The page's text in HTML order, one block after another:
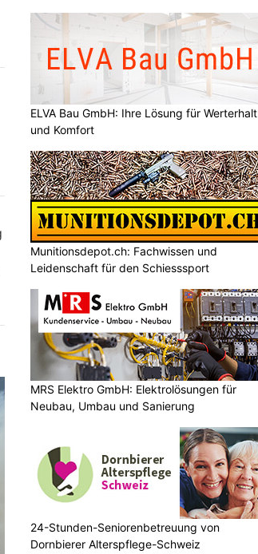
ELVA Bau GmbH: Ihre Lösung für Werterhalt
und Komfort
Munitionsdepot.ch: Fachwissen und
Leidenschaft für den Schiesssport
MRS Elektro GmbH: Elektrolösungen für
Neubau, Umbau und Sanierung
24-Stunden-Seniorenbetreuung von
Dornbierer Alterspflege-Schweiz